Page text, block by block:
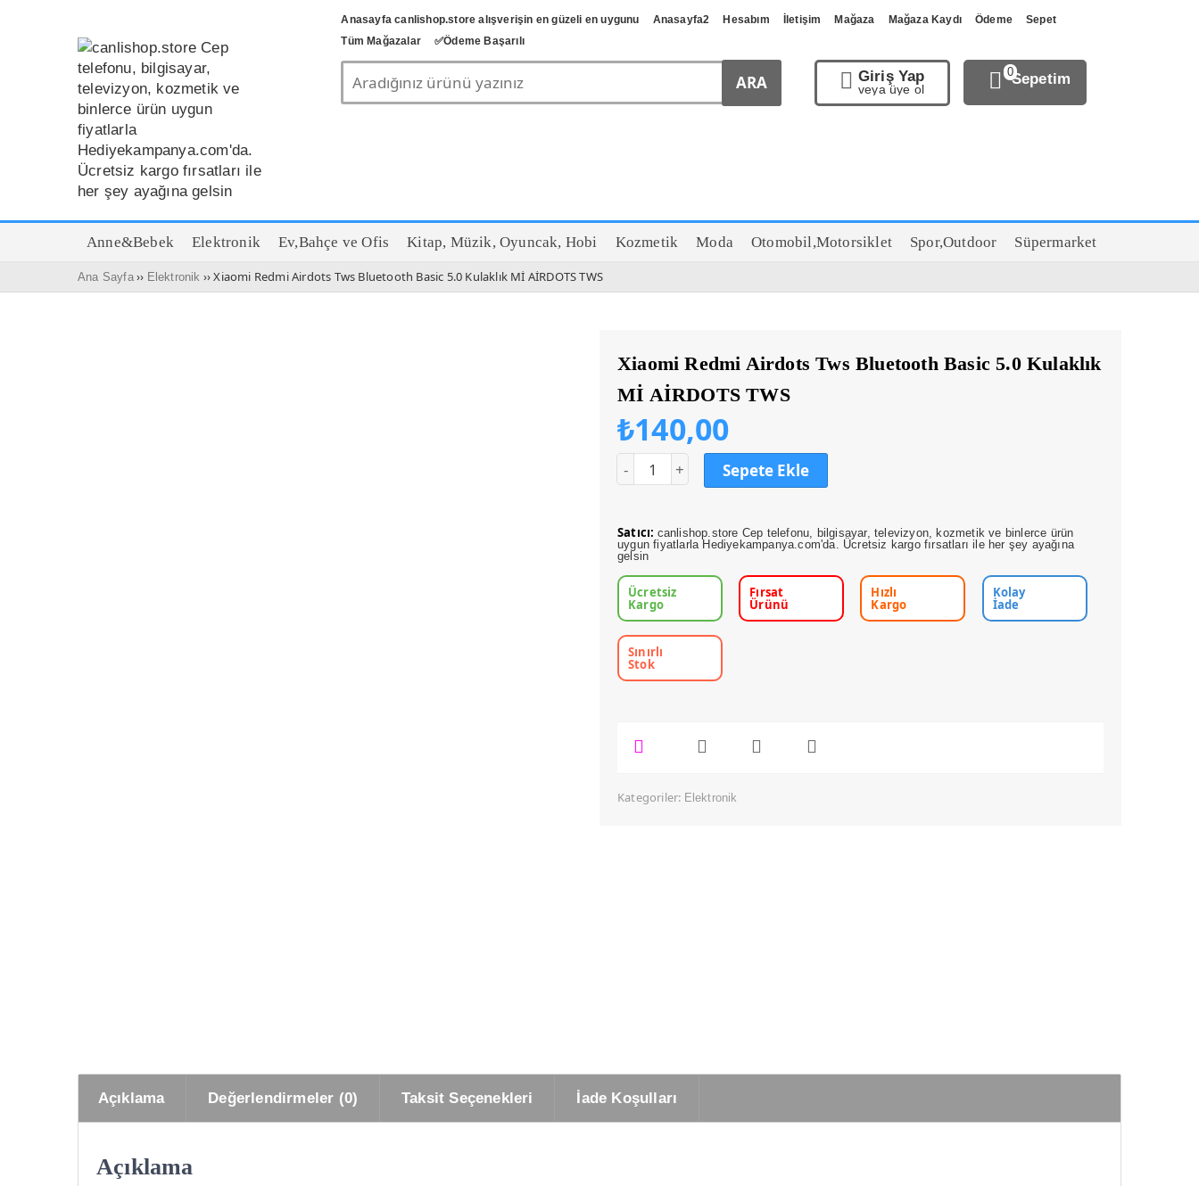
Anasayfa canlishop.store alışverişin en güzeli en uygunu Anasayfa2 Hesabım İletişim Mağaza Mağaza Kaydı Ödeme
Sepet
Tüm Mağazalar
✅️Ödeme Başarılı
Giriş Yap
veya üye ol
0Sepetim
Anne&Bebek Elektronik Ev,Bahçe ve Ofis Kitap, Müzik, Oyuncak, Hobi Kozmetik Moda Otomobil,Motorsiklet Spor,Outdoor Süpermarket
Ana Sayfa›› Elektronik ›› Xiaomi Redmi Airdots Tws Bluetooth Basic 5.0 Kulaklık Mİ AİRDOTS TWS
Xiaomi Redmi Airdots Tws Bluetooth Basic 5.0 Kulaklık
Mİ AİRDOTS TWS
₺140,00
Sepete Ekle
Satıcı: canlishop.store Cep telefonu, bilgisayar, televizyon, kozmetik ve binlerce ürün
uygun fiyatlarla Hediyekampanya.com'da. Ücretsiz kargo fırsatları ile her şey ayağına
gelsin
Ücretsiz
Kargo
Fırsat
Ürünü
Hızlı
Kargo
Kolay
İade
Sınırlı
Stok
Kategoriler: Elektronik
Açıklama Değerlendirmeler (0) Taksit Seçenekleri İade Koşulları
Açıklama